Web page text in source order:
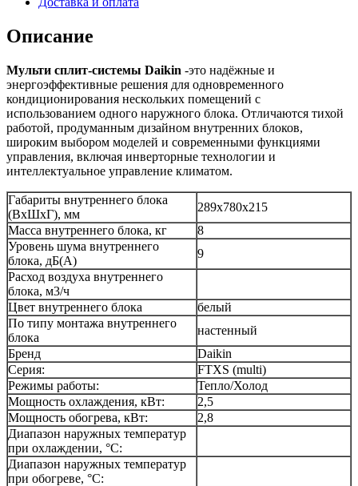
Описание
Мульти сплит-системы Daikin -это надёжные и
энергоэффективные решения для одновременного
кондиционирования нескольких помещений с
использованием одного наружного блока. Отличаются тихой
работой, продуманным дизайном внутренних блоков,
широким выбором моделей и современными функциями
управления, включая инверторные технологии и
интеллектуальное управление климатом.
Габариты внутреннего блока
(ВхШхГ), мм
289х780х215
Масса внутреннего блока, кг
8
Уровень шума внутреннего
блока, дБ(А)
9
Расход воздуха внутреннего
блока, м3/ч
Цвет внутреннего блока
белый
По типу монтажа внутреннего
блока
настенный
Бренд
Daikin
Серия:
FTXS (multi)
Режимы работы:
Тепло/Холод
Мощность охлаждения, кВт:
2,5
Мощность обогрева, кВт:
2,8
Диапазон наружных температур
при охлаждении, °С:
Диапазон наружных температур
при обогреве, °С: